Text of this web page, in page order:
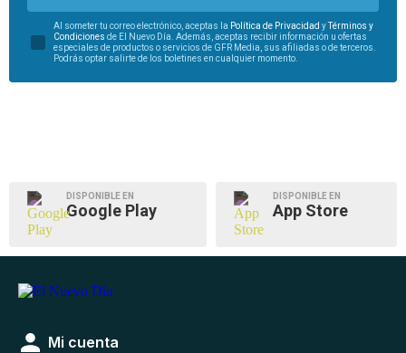
Al someter tu correo electrónico, aceptas la Política de Privacidad yTérminos y
Condiciones de El Nuevo Día. Además, aceptas recibir información u ofertas
especiales de productos o servicios de GFR Media, sus afiliadas o de terceros.
Podrás optar salirte de los boletines en cualquier momento.
DISPONIBLE EN
Google Play
DISPONIBLE EN
App Store
Mi cuenta